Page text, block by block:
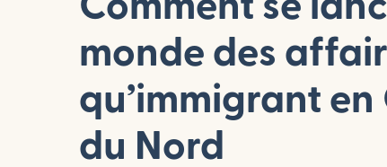
monde des
qu’immigrant
du Nord